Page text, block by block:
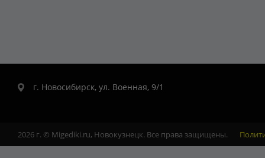
г. Новосибирск, ул. Военная, 9/1
2026 г. © Migediki.ru, Новокузнецк. Все права защищены.